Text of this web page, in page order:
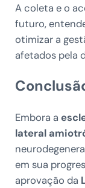
A coleta e o
futuro,
otimizar a
afetados pela
Embora a
lateral
em sua
aprovação da